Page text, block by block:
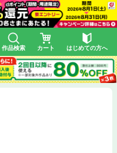
作品検索 カート はじめての方へ